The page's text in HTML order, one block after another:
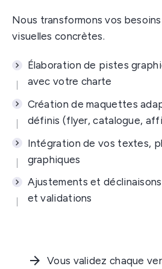
Nous transformons vos
visuelles concrètes.
Élaboration de pistes
avec votre charte
Création de maquettes
définis (flyer, catalogue,
Intégration de vos textes,
graphiques
Ajustements et
et validations
Vous validez chaque